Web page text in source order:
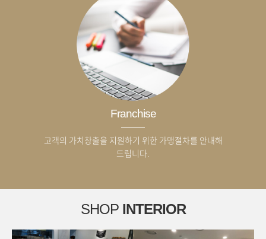
Franchise
고객의 가치창출을 지원하기 위한 가맹절차를 안내해
드립니다.
SHOPINTERIOR